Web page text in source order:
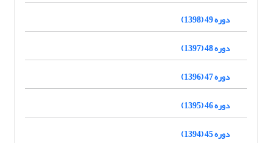
دوره 49 (1398)
دوره 48 (1397)
دوره 47 (1396)
دوره 46 (1395)
دوره 45 (1394)